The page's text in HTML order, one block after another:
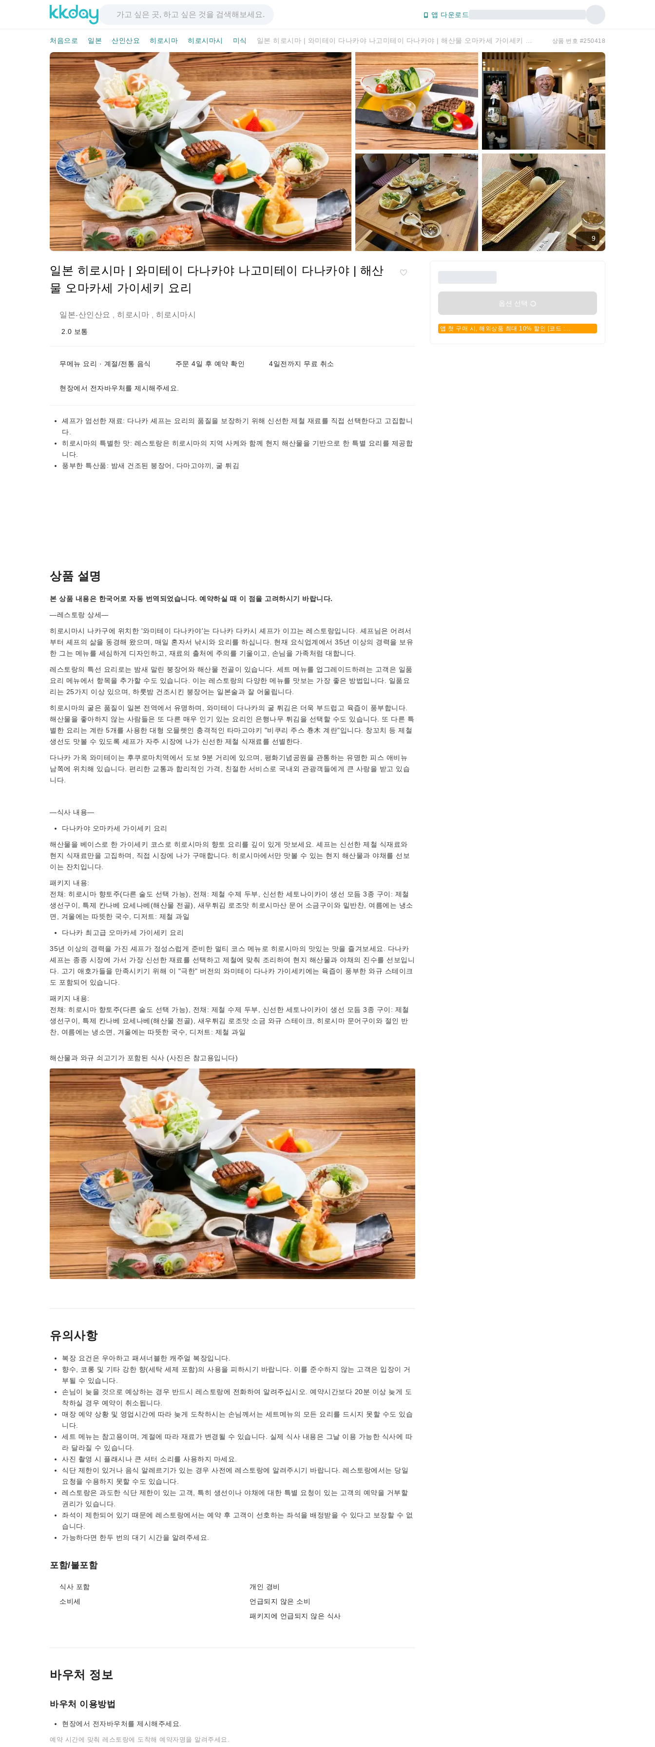
앱 다운로드
처음으로 일본 산인산요 히로시마 히로시마시 미식 상품 번호 #250418
9
일본 히로시마 | 와미테이 다나카야 나고미테이 다나카야 | 해산
물 오마카세 가이세키 요리
일본-산인산요 히로시마 히로시마시
2.0 보통
무메뉴 요리 · 계절/전통 음식 주문 4일 후 예약 확인 4일전까지 무료 취소
현장에서 전자바우처를 제시해주세요.
셰프가 엄선한 재료: 다나카 셰프는 요리의 품질을 보장하기 위해 신선한 제철 재료를 직접 선택한다고 고집합니
다.
히로시마의 특별한 맛: 레스토랑은 히로시마의 지역 사케와 함께 현지 해산물을 기반으로 한 특별 요리를 제공합
니다.
풍부한 특산품: 밤새 건조된 붕장어, 다마고야끼, 굴 튀김
옵션 선택
앱 첫 구매 시, 해외상품 최대 10% 할인 [코드 :
상품 설명
본 상품 내용은 한국어로 자동 번역되었습니다. 예약하실 때 이 점을 고려하시기 바랍니다.
―레스토랑 상세―
히로시마시 나카구에 위치한 '와미테이 다나카야'는 다나카 다카시 셰프가 이끄는 레스토랑입니다. 셰프님은 어려서
부터 셰프의 삶을 동경해 왔으며, 매일 혼자서 낚시와 요리를 하십니다. 현재 요식업계에서 35년 이상의 경력을 보유
한 그는 메뉴를 세심하게 디자인하고, 재료의 출처에 주의를 기울이고, 손님을 가족처럼 대합니다.
레스토랑의 특선 요리로는 밤새 말린 붕장어와 해산물 전골이 있습니다. 세트 메뉴를 업그레이드하려는 고객은 일품
요리 메뉴에서 항목을 추가할 수도 있습니다. 이는 레스토랑의 다양한 메뉴를 맛보는 가장 좋은 방법입니다. 일품요
리는 25가지 이상 있으며, 하룻밤 건조시킨 붕장어는 일본술과 잘 어울립니다.
히로시마의 굴은 품질이 일본 전역에서 유명하며, 와미테이 다나카의 굴 튀김은 더욱 부드럽고 육즙이 풍부합니다.
해산물을 좋아하지 않는 사람들은 또 다른 매우 인기 있는 요리인 은행나무 튀김을 선택할 수도 있습니다. 또 다른 특
별한 요리는 계란 5개를 사용한 대형 오믈렛인 충격적인 타마고야키 "비쿠리 주스 巻木 계란"입니다. 창꼬치 등 제철
생선도 맛볼 수 있도록 셰프가 자주 시장에 나가 신선한 제철 식재료를 선별한다.
다나카 가옥 와미테이는 후쿠로마치역에서 도보 9분 거리에 있으며, 평화기념공원을 관통하는 유명한 피스 애비뉴
남쪽에 위치해 있습니다. 편리한 교통과 합리적인 가격, 친절한 서비스로 국내외 관광객들에게 큰 사랑을 받고 있습
니다.
―식사 내용―
다나카야 오마카세 가이세키 요리
해산물을 베이스로 한 가이세키 코스로 히로시마의 향토 요리를 깊이 있게 맛보세요. 셰프는 신선한 제철 식재료와
현지 식재료만을 고집하며, 직접 시장에 나가 구매합니다. 히로시마에서만 맛볼 수 있는 현지 해산물과 야채를 선보
이는 잔치입니다.
패키지 내용:
전채: 히로시마 향토주(다른 술도 선택 가능), 전채: 제철 수제 두부, 신선한 세토나이카이 생선 모듬 3종 구이: 제철
생선구이, 특제 칸나베 요세나베(해산물 전골), 새우튀김 로조맛 히로시마산 문어 소금구이와 밑반찬, 여름에는 냉소
면, 겨울에는 따뜻한 국수, 디저트: 제철 과일
다나카 최고급 오마카세 가이세키 요리
35년 이상의 경력을 가진 셰프가 정성스럽게 준비한 멀티 코스 메뉴로 히로시마의 맛있는 맛을 즐겨보세요. 다나카
셰프는 종종 시장에 가서 가장 신선한 재료를 선택하고 제철에 맞춰 조리하여 현지 해산물과 야채의 진수를 선보입니
다. 고기 애호가들을 만족시키기 위해 이 "극한" 버전의 와미테이 다나카 가이세키에는 육즙이 풍부한 와규 스테이크
도 포함되어 있습니다.
패키지 내용:
전채: 히로시마 향토주(다른 술도 선택 가능), 전채: 제철 수제 두부, 신선한 세토나이카이 생선 모듬 3종 구이: 제철
생선구이, 특제 칸나베 요세나베(해산물 전골), 새우튀김 로조맛 소금 와규 스테이크, 히로시마 문어구이와 절인 반
찬, 여름에는 냉소면, 겨울에는 따뜻한 국수, 디저트: 제철 과일
해산물과 와규 쇠고기가 포함된 식사 (사진은 참고용입니다)
유의사항
복장 요건은 우아하고 패셔너블한 캐주얼 복장입니다.
향수, 코롱 및 기타 강한 향(세탁 세제 포함)의 사용을 피하시기 바랍니다. 이를 준수하지 않는 고객은 입장이 거
부될 수 있습니다.
손님이 늦을 것으로 예상하는 경우 반드시 레스토랑에 전화하여 알려주십시오. 예약시간보다 20분 이상 늦게 도
착하실 경우 예약이 취소됩니다.
매장 예약 상황 및 영업시간에 따라 늦게 도착하시는 손님께서는 세트메뉴의 모든 요리를 드시지 못할 수도 있습
니다.
세트 메뉴는 참고용이며, 계절에 따라 재료가 변경될 수 있습니다. 실제 식사 내용은 그날 이용 가능한 식사에 따
라 달라질 수 있습니다.
사진 촬영 시 플래시나 큰 셔터 소리를 사용하지 마세요.
식단 제한이 있거나 음식 알레르기가 있는 경우 사전에 레스토랑에 알려주시기 바랍니다. 레스토랑에서는 당일
요청을 수용하지 못할 수도 있습니다.
레스토랑은 과도한 식단 제한이 있는 고객, 특히 생선이나 야채에 대한 특별 요청이 있는 고객의 예약을 거부할
권리가 있습니다.
좌석이 제한되어 있기 때문에 레스토랑에서는 예약 후 고객이 선호하는 좌석을 배정받을 수 있다고 보장할 수 없
습니다.
가능하다면 한두 번의 대기 시간을 알려주세요.
포함/불포함
식사 포함
소비세
개인 경비
언급되지 않은 소비
패키지에 언급되지 않은 식사
바우처 정보
바우처 이용방법
현장에서 전자바우처를 제시해주세요.
예약 시간에 맞춰 레스토랑에 도착해 예약자명을 알려주세요.